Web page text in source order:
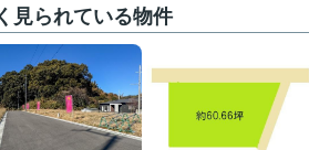
見られている物件